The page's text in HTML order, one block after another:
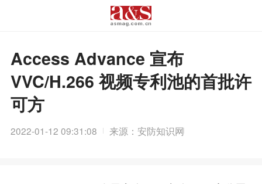
Access Advance 宣布
VVC/H.266 视频专利池的首批许
可方
2022-01-12 09:31:08 来源：安防知识网